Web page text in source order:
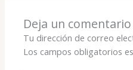
Deja un comentario
Tu dirección de correo
Los campos obligatorios